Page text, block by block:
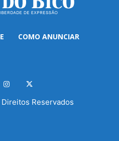
COMO ANUNCIAR
Reservados